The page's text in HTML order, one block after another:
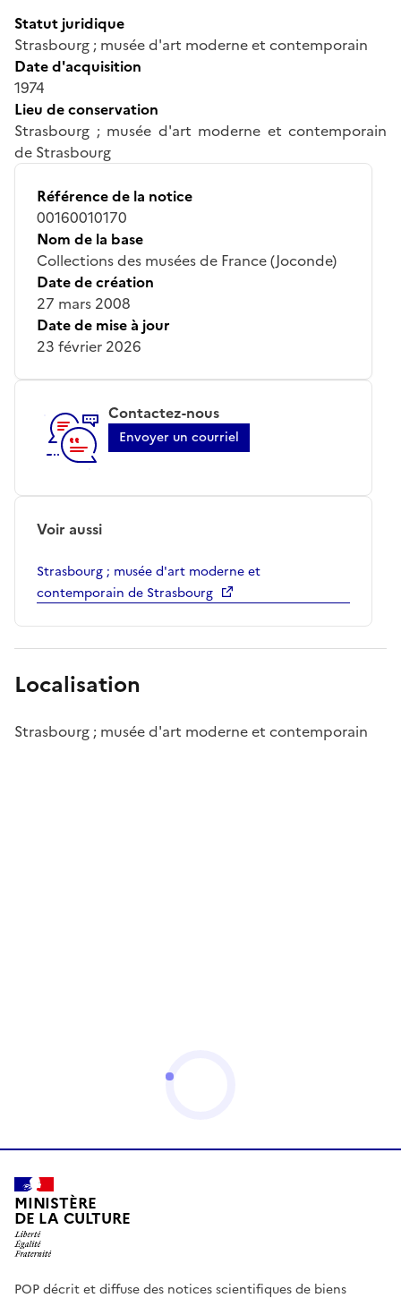
Statut juridique
Strasbourg ; musée d'art moderne et contemporain
Date d'acquisition
1974
Lieu de conservation
Strasbourg ; musée d'art moderne et contemporain
de Strasbourg
Référence de la notice
00160010170
Nom de la base
Collections des musées de France (Joconde)
Date de création
27 mars 2008
Date de mise à jour
23 février 2026
Contactez-nous
Envoyer un courriel
Voir aussi
Strasbourg ; musée d'art moderne et
contemporain de Strasbourg
Localisation
Strasbourg ; musée d'art moderne et contemporain
MINISTÈRE
DE LA CULTURE
POP décrit et diffuse des notices scientifiques de biens